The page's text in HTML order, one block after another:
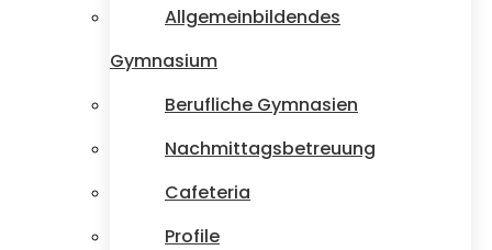
Allgemeinbildendes
Gymnasium
Berufliche Gymnasien
Nachmittagsbetreuung
Cafeteria
Profile